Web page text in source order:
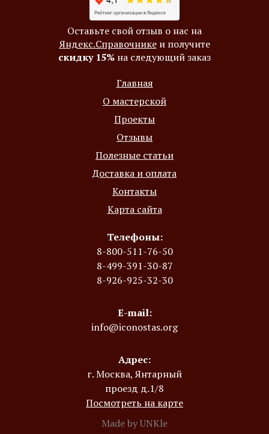
Оставьте свой отзыв о нас на
Яндекс.Справочникеи получите
скидку 15% на следующий заказ
Главная
О мастерской
Проекты
Отзывы
Полезные статьи
Доставка и оплата
Контакты
Карта сайта
Телефоны:
8-800-511-76-50
8-499-391-30-87
8-926-925-32-30
E-mail:
info@iconostas.org
Адрес:
г. Москва, Янтарный
проезд д.1/8
Посмотреть на карте
Made by UNKle